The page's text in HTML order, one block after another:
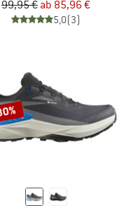
99,95 € ab 85,96 €
5,0(3)